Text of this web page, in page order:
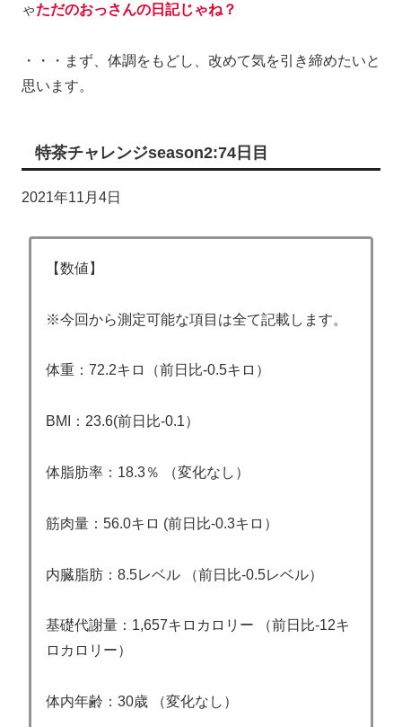
ゃただのおっさんの日記じゃね？
・・・まず、体調をもどし、改めて気を引き締めたいと
思います。
特茶チャレンジseason2:74日目
2021年11月4日
【数値】
※今回から測定可能な項目は全て記載します。
体重：72.2キロ（前日比-0.5キロ）
BMI：23.6(前日比-0.1）
体脂肪率：18.3％ （変化なし）
筋肉量：56.0キロ (前日比-0.3キロ）
内臓脂肪：8.5レベル （前日比-0.5レベル）
基礎代謝量：1,657キロカロリー （前日比-12キ
ロカロリー）
体内年齢：30歳 （変化なし）